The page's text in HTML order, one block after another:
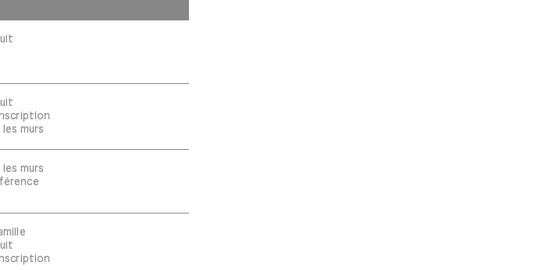
les murs
les murs